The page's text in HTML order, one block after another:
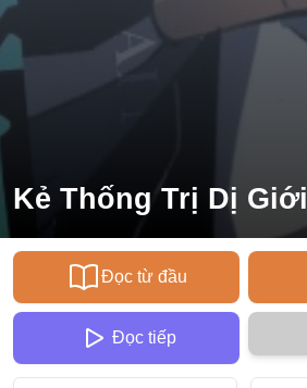
Huyền Huyễn
Sports
Magic
Comic
#Ngược Tâm
Josei
Kẻ Thống Trị Dị Giới
Đọc từ đầu
Đọc tiếp